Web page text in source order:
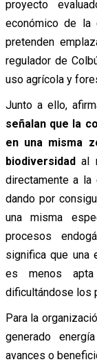
proyecto
económico de la
pretenden
regulador de
uso agrícola y
Junto a ello,
señalan que la
en una misma
biodiversidadal
directamente a
dando por
una misma
procesos
significa que una
es menos apta
dificultándose los
Para la
generado
avances o